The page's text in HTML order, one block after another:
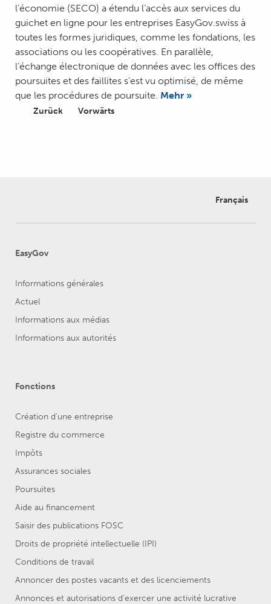
l’économie (SECO) a étendu l’accès aux services du
guichet en ligne pour les entreprises EasyGov.swiss à
toutes les formes juridiques, comme les fondations, les
associations ou les coopératives. En parallèle,
l’échange électronique de données avec les offices des
poursuites et des faillites s’est vu optimisé, de même
que les procédures de poursuite. Mehr »
Zurück Vorwärts
Français
EasyGov
Informations générales
Actuel
Informations aux médias
Informations aux autorités
Fonctions
Création d'une entreprise
Registre du commerce
Impôts
Assurances sociales
Poursuites
Aide au financement
Saisir des publications FOSC
Droits de propriété intellectuelle (IPI)
Conditions de travail
Annoncer des postes vacants et des licenciements
Annonces et autorisations d’exercer une activité lucrative